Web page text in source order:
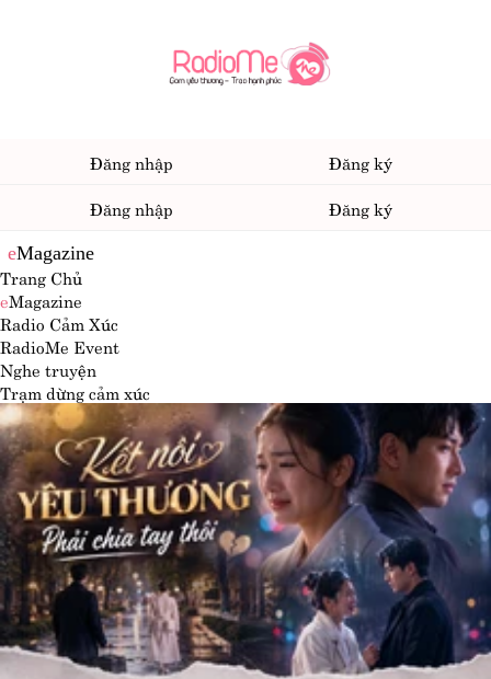
Đăng nhập
Đăng ký
Đăng nhập
Đăng ký
eMagazine
Trang Chủ
eMagazine
Radio Cảm Xúc
RadioMe Event
Nghe truyện
Trạm dừng cảm xúc